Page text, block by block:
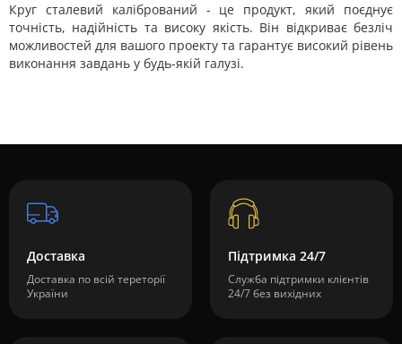
Круг сталевий калібрований - це продукт, який поєднує
точність, надійність та високу якість. Він відкриває безліч
можливостей для вашого проекту та гарантує високий рівень
виконання завдань у будь-якій галузі.
Доставка
Доставка по всій тереторії
України
Підтримка 24/7
Служба підтримки клієнтів
24/7 без вихідних